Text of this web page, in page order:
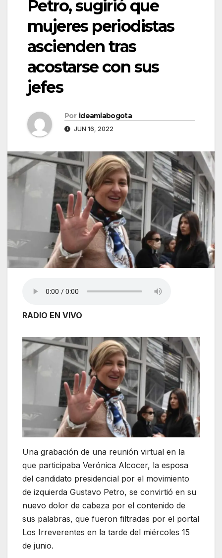
Petro, sugirió que
mujeres periodistas
ascienden tras
acostarse con sus
jefes
Por ideamiabogota
JUN 16, 2022
RADIO EN VIVO
Una grabación de una reunión virtual en la
que participaba Verónica Alcocer, la esposa
del candidato presidencial por el movimiento
de izquierda Gustavo Petro, se convirtió en su
nuevo dolor de cabeza por el contenido de
sus palabras, que fueron filtradas por el portal
Los Irreverentes en la tarde del miércoles 15
de junio.